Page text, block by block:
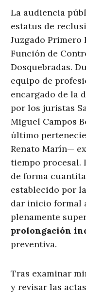
La audiencia
estatus de
Juzgado
Función de
Dosquebradas.
equipo de
encargado de la
por los juristas
Miguel Campos
último
Renato Marín—
tiempo procesal.
de forma
establecido por
dar inicio formal
plenamente
prolongación
preventiva.
Tras examinar
y revisar las